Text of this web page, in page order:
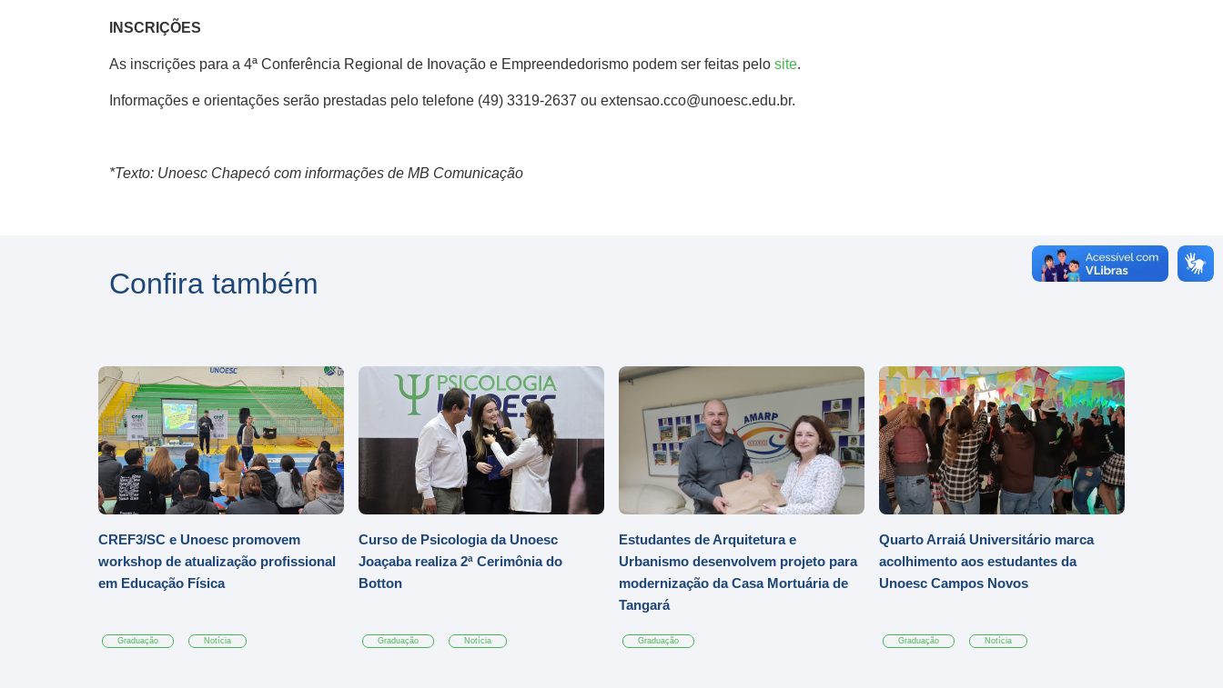
INSCRIÇÕES
As inscrições para a 4ª Conferência Regional de Inovação e Empreendedorismo podem ser feitas pelo site.
Informações e orientações serão prestadas pelo telefone (49) 3319-2637 ou extensao.cco@unoesc.edu.br.
*Texto: Unoesc Chapecó com informações de MB Comunicação
Confira também
CREF3/SC e Unoesc promovem
workshop de atualização profissional
em Educação Física
Graduação Notícia
Curso de Psicologia da Unoesc
Joaçaba realiza 2ª Cerimônia do
Botton
Graduação Notícia
Estudantes de Arquitetura e
Urbanismo desenvolvem projeto para
modernização da Casa Mortuária de
Tangará
Graduação
Quarto Arraiá Universitário marca
acolhimento aos estudantes da
Unoesc Campos Novos
Graduação Notícia